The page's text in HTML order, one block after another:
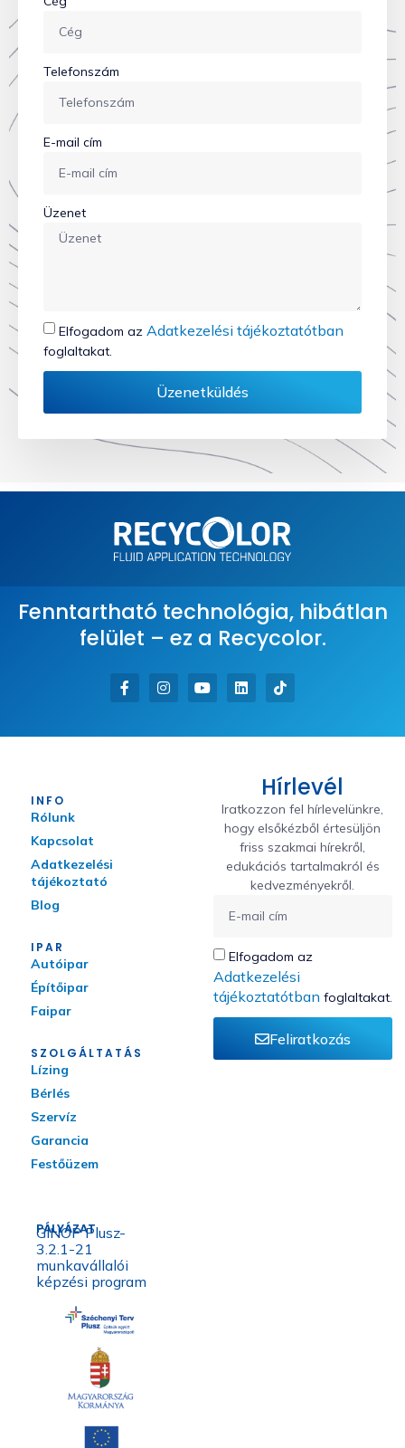
Telefonszám
E-mail cím
Üzenet
Elfogadom az Adatkezelési tájékoztatótban
foglaltakat.
Üzenetküldés
Fenntartható technológia, hibátlan
felület – ez a Recycolor.
INFO
Rólunk
Kapcsolat
Adatkezelési
tájékoztató
Blog
IPAR
Autóipar
Építőipar
Faipar
SZOLGÁLTATÁS
Lízing
Bérlés
Szervíz
Garancia
Festőüzem
PÁLYÁZAT
GINOP Plusz-
3.2.1-21
munkavállalói
képzési program
Hírlevél
Iratkozzon fel hírlevelünkre,
hogy elsőkézből értesüljön
friss szakmai hírekről,
edukációs tartalmakról és
kedvezményekről.
Elfogadom az
Adatkezelési
tájékoztatótban foglaltakat.
Feliratkozás